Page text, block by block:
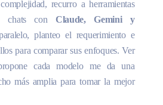
recurro a herramientas
chats con Claude, Gemini y
planteo el requerimiento e
para comparar sus enfoques. Ver
cada modelo me da una
más amplia para tomar la mejor